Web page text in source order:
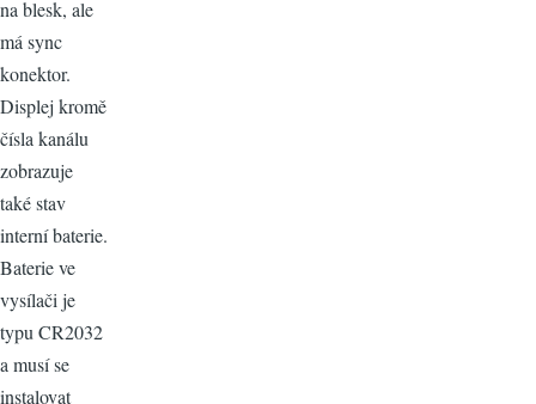
na blesk, ale
má sync
konektor.
Displej kromě
čísla kanálu
zobrazuje
také stav
interní baterie.
Baterie ve
vysílači je
typu CR2032
a musí se
instalovat